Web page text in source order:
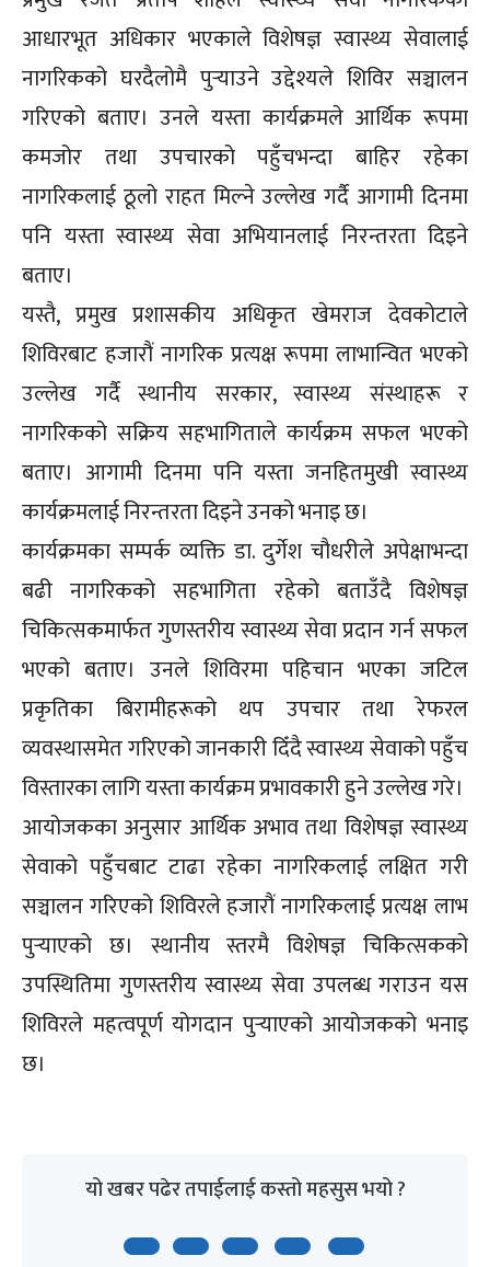
आधारभूत अधिकार भएकाले विशेषज्ञ स्वास्थ्य सेवालाई
नागरिकको घरदैलोमै पुर्‍याउने उद्देश्यले शिविर सञ्चालन
गरिएको बताए। उनले यस्ता कार्यक्रमले आर्थिक रूपमा
कमजोर तथा उपचारको पहुँचभन्दा बाहिर रहेका
नागरिकलाई ठूलो राहत मिल्ने उल्लेख गर्दै आगामी दिनमा
पनि यस्ता स्वास्थ्य सेवा अभियानलाई निरन्तरता दिइने
बताए।
यस्तै, प्रमुख प्रशासकीय अधिकृत खेमराज देवकोटाले
शिविरबाट हजारौं नागरिक प्रत्यक्ष रूपमा लाभान्वित भएको
उल्लेख गर्दै स्थानीय सरकार, स्वास्थ्य संस्थाहरू र
नागरिकको सक्रिय सहभागिताले कार्यक्रम सफल भएको
बताए। आगामी दिनमा पनि यस्ता जनहितमुखी स्वास्थ्य
कार्यक्रमलाई निरन्तरता दिइने उनको भनाइ छ।
कार्यक्रमका सम्पर्क व्यक्ति डा. दुर्गेश चौधरीले अपेक्षाभन्दा
बढी नागरिकको सहभागिता रहेको बताउँदै विशेषज्ञ
चिकित्सकमार्फत गुणस्तरीय स्वास्थ्य सेवा प्रदान गर्न सफल
भएको बताए। उनले शिविरमा पहिचान भएका जटिल
प्रकृतिका बिरामीहरूको थप उपचार तथा रेफरल
व्यवस्थासमेत गरिएको जानकारी दिँदै स्वास्थ्य सेवाको पहुँच
विस्तारका लागि यस्ता कार्यक्रम प्रभावकारी हुने उल्लेख गरे।
आयोजकका अनुसार आर्थिक अभाव तथा विशेषज्ञ स्वास्थ्य
सेवाको पहुँचबाट टाढा रहेका नागरिकलाई लक्षित गरी
सञ्चालन गरिएको शिविरले हजारौं नागरिकलाई प्रत्यक्ष लाभ
पुर्‍याएको छ। स्थानीय स्तरमै विशेषज्ञ चिकित्सकको
उपस्थितिमा गुणस्तरीय स्वास्थ्य सेवा उपलब्ध गराउन यस
शिविरले महत्वपूर्ण योगदान पुर्‍याएको आयोजकको भनाइ
छ।
यो खबर पढेर तपाईलाई कस्तो महसुस भयो ?